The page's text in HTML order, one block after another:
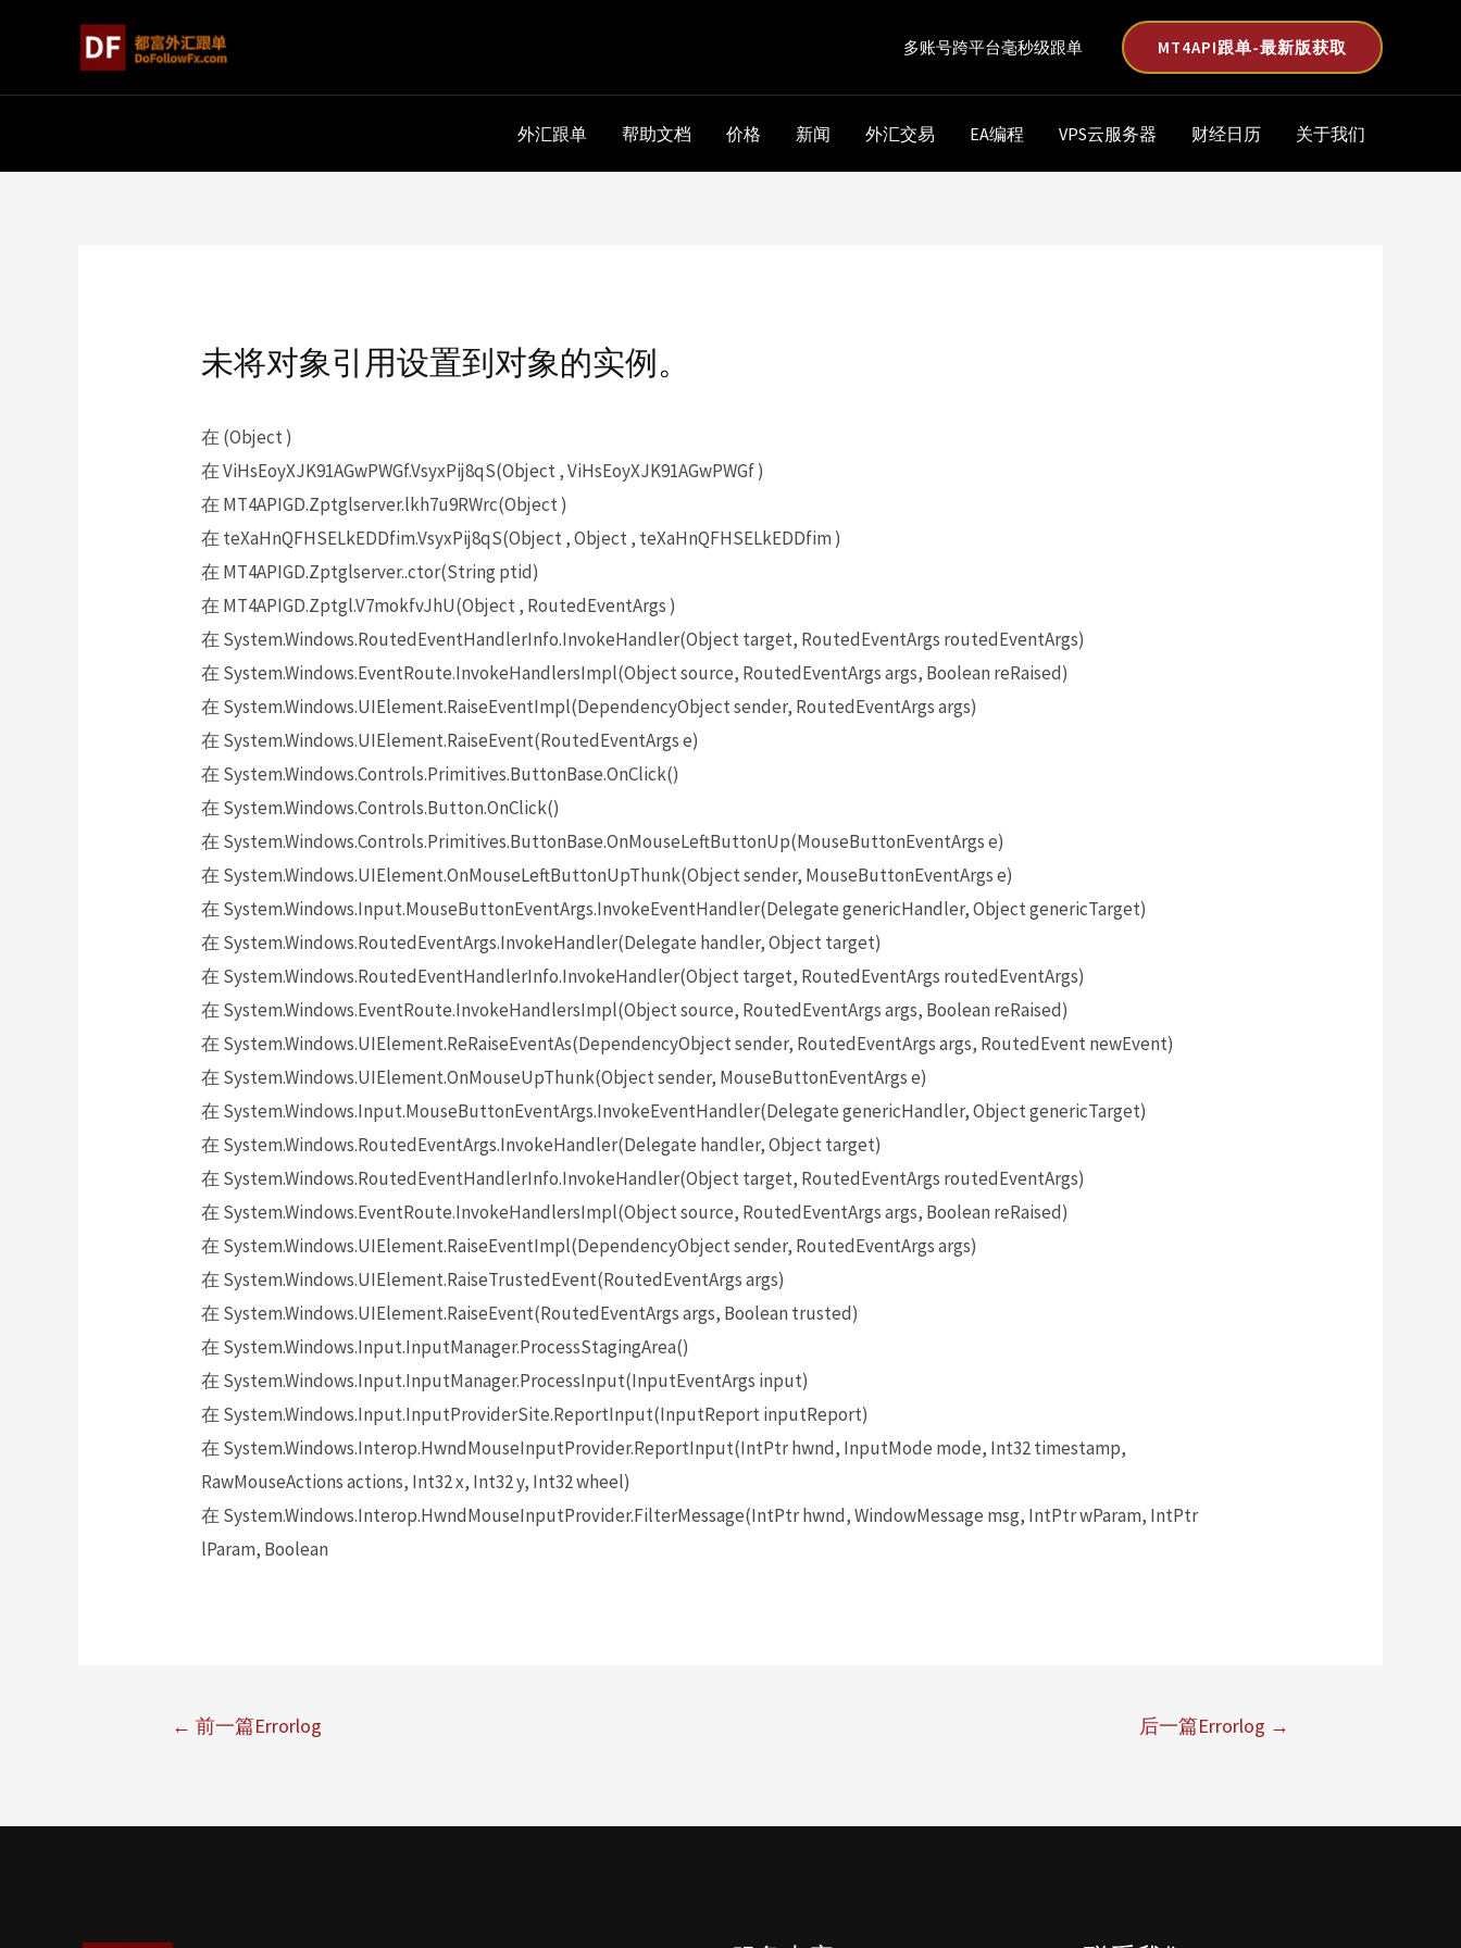
多账号跨平台毫秒级跟单 MT4API跟单-最新版获取
外汇跟单 帮助文档 价格 新闻 外汇交易 EA编程 VPS云服务器 财经日历 关于我们
未将对象引用设置到对象的实例。
在 (Object )
在 ViHsEoyXJK91AGwPWGf.VsyxPij8qS(Object , ViHsEoyXJK91AGwPWGf )
在 MT4APIGD.Zptglserver.lkh7u9RWrc(Object )
在 teXaHnQFHSELkEDDfim.VsyxPij8qS(Object , Object , teXaHnQFHSELkEDDfim )
在 MT4APIGD.Zptglserver..ctor(String ptid)
在 MT4APIGD.Zptgl.V7mokfvJhU(Object , RoutedEventArgs )
在 System.Windows.RoutedEventHandlerInfo.InvokeHandler(Object target, RoutedEventArgs routedEventArgs)
在 System.Windows.EventRoute.InvokeHandlersImpl(Object source, RoutedEventArgs args, Boolean reRaised)
在 System.Windows.UIElement.RaiseEventImpl(DependencyObject sender, RoutedEventArgs args)
在 System.Windows.UIElement.RaiseEvent(RoutedEventArgs e)
在 System.Windows.Controls.Primitives.ButtonBase.OnClick()
在 System.Windows.Controls.Button.OnClick()
在 System.Windows.Controls.Primitives.ButtonBase.OnMouseLeftButtonUp(MouseButtonEventArgs e)
在 System.Windows.UIElement.OnMouseLeftButtonUpThunk(Object sender, MouseButtonEventArgs e)
在 System.Windows.Input.MouseButtonEventArgs.InvokeEventHandler(Delegate genericHandler, Object genericTarget)
在 System.Windows.RoutedEventArgs.InvokeHandler(Delegate handler, Object target)
在 System.Windows.RoutedEventHandlerInfo.InvokeHandler(Object target, RoutedEventArgs routedEventArgs)
在 System.Windows.EventRoute.InvokeHandlersImpl(Object source, RoutedEventArgs args, Boolean reRaised)
在 System.Windows.UIElement.ReRaiseEventAs(DependencyObject sender, RoutedEventArgs args, RoutedEvent newEvent)
在 System.Windows.UIElement.OnMouseUpThunk(Object sender, MouseButtonEventArgs e)
在 System.Windows.Input.MouseButtonEventArgs.InvokeEventHandler(Delegate genericHandler, Object genericTarget)
在 System.Windows.RoutedEventArgs.InvokeHandler(Delegate handler, Object target)
在 System.Windows.RoutedEventHandlerInfo.InvokeHandler(Object target, RoutedEventArgs routedEventArgs)
在 System.Windows.EventRoute.InvokeHandlersImpl(Object source, RoutedEventArgs args, Boolean reRaised)
在 System.Windows.UIElement.RaiseEventImpl(DependencyObject sender, RoutedEventArgs args)
在 System.Windows.UIElement.RaiseTrustedEvent(RoutedEventArgs args)
在 System.Windows.UIElement.RaiseEvent(RoutedEventArgs args, Boolean trusted)
在 System.Windows.Input.InputManager.ProcessStagingArea()
在 System.Windows.Input.InputManager.ProcessInput(InputEventArgs input)
在 System.Windows.Input.InputProviderSite.ReportInput(InputReport inputReport)
在 System.Windows.Interop.HwndMouseInputProvider.ReportInput(IntPtr hwnd, InputMode mode, Int32 timestamp,
RawMouseActions actions, Int32 x, Int32 y, Int32 wheel)
在 System.Windows.Interop.HwndMouseInputProvider.FilterMessage(IntPtr hwnd, WindowMessage msg, IntPtr wParam, IntPtr
lParam, Boolean
← 前一篇Errorlog 后一篇Errorlog →